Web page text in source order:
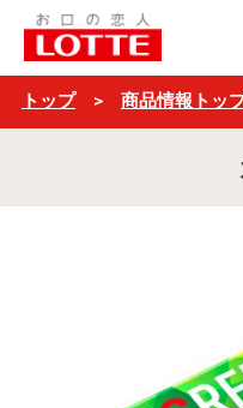
グ
リ
ー
ン
ム
トップ 商品情報トッ